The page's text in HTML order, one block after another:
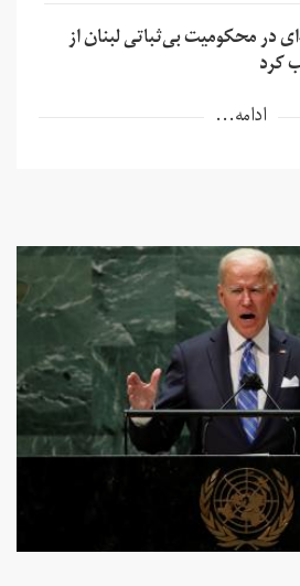
در محکومیت بی‌ثباتی لبنان از
کرد
ادامه...